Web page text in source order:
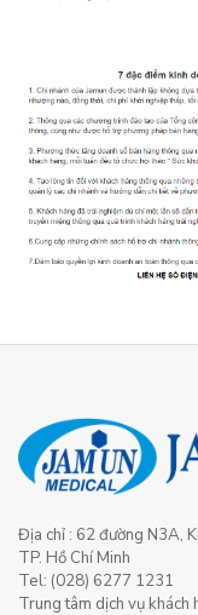
Địa chỉ : 62 đường N3A,
TP. Hồ Chí Minh
Tel: (028) 6277 1231
Trung tâm dịch vụ khách